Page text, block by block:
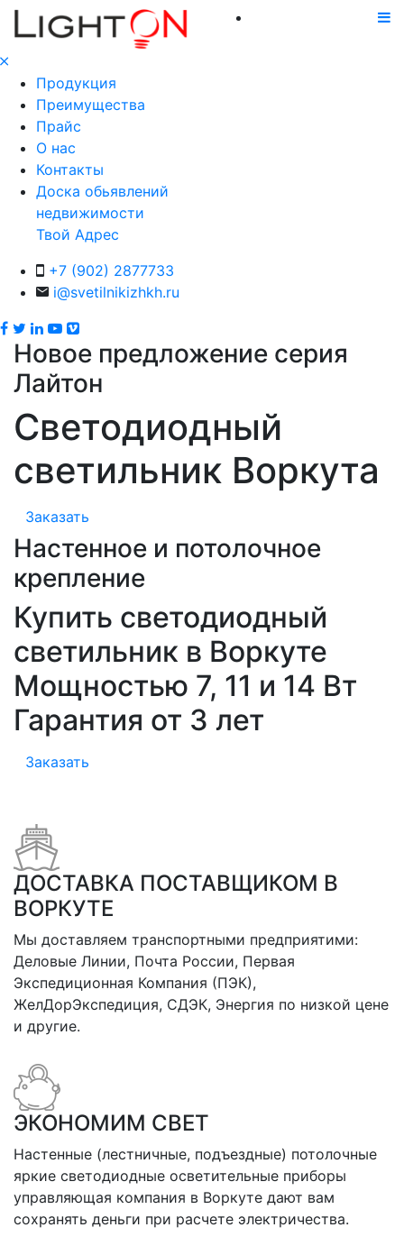
Продукция
Преимущества
Прайс
О нас
Контакты
Доска обьявлений
недвижимости
Твой Адрес
+7 (902) 2877733
i@svetilnikizhkh.ru
Новое предложение серия
Лайтон
Светодиодный
светильник Воркута
Заказать
Настенное и потолочное
крепление
Купить светодиодный
светильник в Воркуте
Мощностью 7, 11 и 14 Вт
Гарантия от 3 лет
Заказать
ДОСТАВКА ПОСТАВЩИКОМ В
ВОРКУТЕ
Мы доставляем транспортными предприятими:
Деловые Линии, Почта России, Первая
Экспедиционная Компания (ПЭК),
ЖелДорЭкспедиция, СДЭК, Энергия по низкой цене
и другие.
ЭКОНОМИМ СВЕТ
Настенные (лестничные, подъездные) потолочные
яркие светодиодные осветительные приборы
управляющая компания в Воркуте дают вам
сохранять деньги при расчете электричества.